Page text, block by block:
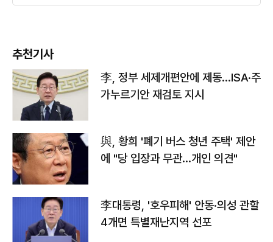
추천기사
李, 정부 세제개편안에 제동…ISA·주
가누르기안 재검토 지시
與, 황희 '폐기 버스 청년 주택' 제안
에 "당 입장과 무관…개인 의견"
李대통령, '호우피해' 안동·의성 관할
4개면 특별재난지역 선포